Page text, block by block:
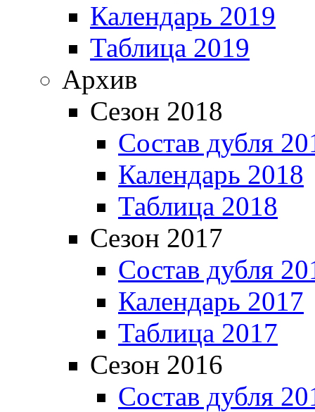
Календарь 2019
Таблица 2019
Архив
Сезон 2018
Состав дубля
Календарь 2018
Таблица 2018
Сезон 2017
Состав дубля
Календарь 2017
Таблица 2017
Сезон 2016
Состав дубля